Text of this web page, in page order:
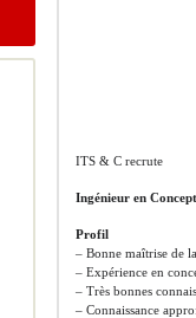
ITS & C recrute
Ingénieur en
Profil
– Bonne maîtrise de
– Expérience en
– Très bonnes
– Connaissance